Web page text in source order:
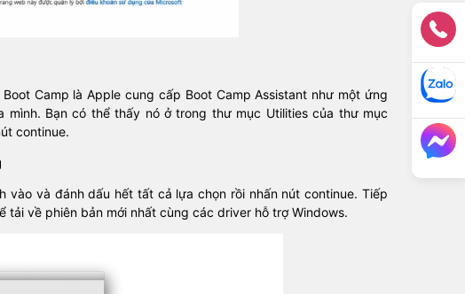
Camp là Apple cung cấp Boot Camp Assistant như một ứng
Bạn có thể thấy nó ở trong thư mục Utilities của thư mục
continue.
vào và đánh dấu hết tất cả lựa chọn rồi nhấn nút continue. Tiếp
về phiên bản mới nhất cùng các driver hỗ trợ Windows.